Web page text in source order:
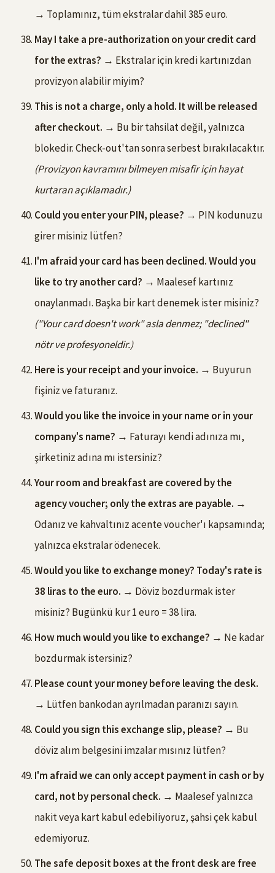
→ Toplamınız, tüm ekstralar dahil 385 euro.
May I take a pre-authorization on your credit card
for the extras? → Ekstralar için kredi kartınızdan
provizyon alabilir miyim?
This is not a charge, only a hold. It will be released
after checkout. → Bu bir tahsilat değil, yalnızca
blokedir. Check-out'tan sonra serbest bırakılacaktır.
(Provizyon kavramını bilmeyen misafir için hayat
kurtaran açıklamadır.)
Could you enter your PIN, please? → PIN kodunuzu
girer misiniz lütfen?
I'm afraid your card has been declined. Would you
like to try another card? → Maalesef kartınız
onaylanmadı. Başka bir kart denemek ister misiniz?
("Your card doesn't work" asla denmez; "declined"
nötr ve profesyoneldir.)
Here is your receipt and your invoice. → Buyurun
fişiniz ve faturanız.
Would you like the invoice in your name or in your
company's name? → Faturayı kendi adınıza mı,
şirketiniz adına mı istersiniz?
Your room and breakfast are covered by the
agency voucher; only the extras are payable. →
Odanız ve kahvaltınız acente voucher'ı kapsamında;
yalnızca ekstralar ödenecek.
Would you like to exchange money? Today's rate is
38 liras to the euro. → Döviz bozdurmak ister
misiniz? Bugünkü kur 1 euro = 38 lira.
How much would you like to exchange? → Ne kadar
bozdurmak istersiniz?
Please count your money before leaving the desk.
→ Lütfen bankodan ayrılmadan paranızı sayın.
Could you sign this exchange slip, please? → Bu
döviz alım belgesini imzalar mısınız lütfen?
I'm afraid we can only accept payment in cash or by
card, not by personal check. → Maalesef yalnızca
nakit veya kart kabul edebiliyoruz, şahsi çek kabul
edemiyoruz.
The safe deposit boxes at the front desk are free